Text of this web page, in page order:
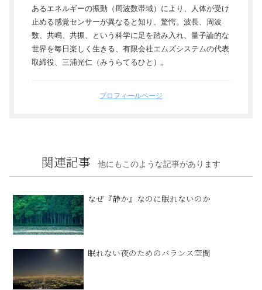
あるエネルギーの振動（周波数帯域）により、人体が受け
止める感覚センサーが異なると知り、驚愕。波長、周波
数、共鳴、共振、という科学に足を踏み入れ、量子論的な
世界を毎日楽しく生きる、有限会社エムズシステムの代表
取締役、三浦光仁（みうらてるひと）。
プロフィールページ
関連記事 他にもこのような記事があります
なぜ『静か』なのに眠れないのか
眠れない夜のためのバランス空間